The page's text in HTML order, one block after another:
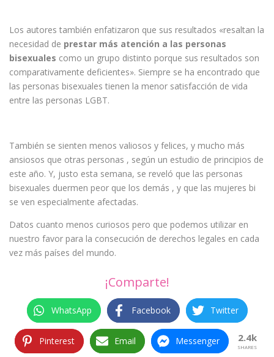
Los autores también enfatizaron que sus resultados «resaltan la
necesidad de prestar más atención a las personas
bisexuales como un grupo distinto porque sus resultados son
comparativamente deficientes». Siempre se ha encontrado que
las personas bisexuales tienen la menor satisfacción de vida
entre las personas LGBT.
También se sienten menos valiosos y felices, y mucho más
ansiosos que otras personas , según un estudio de principios de
este año. Y, justo esta semana, se reveló que las personas
bisexuales duermen peor que los demás , y que las mujeres bi
se ven especialmente afectadas.
Datos cuanto menos curiosos pero que podemos utilizar en
nuestro favor para la consecución de derechos legales en cada
vez más países del mundo.
¡Comparte!
WhatsApp Facebook Twitter
Pinterest Email Messenger 2.4k
SHARES